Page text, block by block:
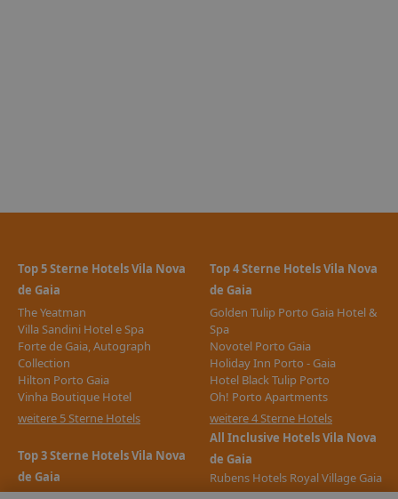
zus. Informationen: TouristensteuerPortugal erhebt nach
aktuellem Stand eine Touristensteuer pro Person, pro Nacht,
maximal für 7 Nächte Aufenthalt, zahlbar vor Ort im
Hotel/Unterkunft:
EUR 2,00
Einreisebestimmungen:
Einreisebestimmungen
Portugalhttp://www.tui-
info.de/ICAT/pdf/country/pdf/entry/1/id/PRT
Wesentliche Eigenschaften Ihres Hotels:Ausstattung
Internet: WLAN/WiFi, im öffentlichen Bereich: gegen
Gebühr
Zahlungsarten: TUI Card / VISA, MasterCard, American
Top 5 Sterne Hotels Vila Nova
de Gaia
The Yeatman
Villa Sandini Hotel e Spa
Forte de Gaia, Autograph
Collection
Hilton Porto Gaia
Vinha Boutique Hotel
weitere 5 Sterne Hotels
Top 4 Sterne Hotels Vila Nova
de Gaia
Golden Tulip Porto Gaia Hotel &
Spa
Novotel Porto Gaia
Holiday Inn Porto - Gaia
Hotel Black Tulip Porto
Oh! Porto Apartments
weitere 4 Sterne Hotels
Top 3 Sterne Hotels Vila Nova
de Gaia
All Inclusive Hotels Vila Nova
de Gaia
Rubens Hotels Royal Village Gaia